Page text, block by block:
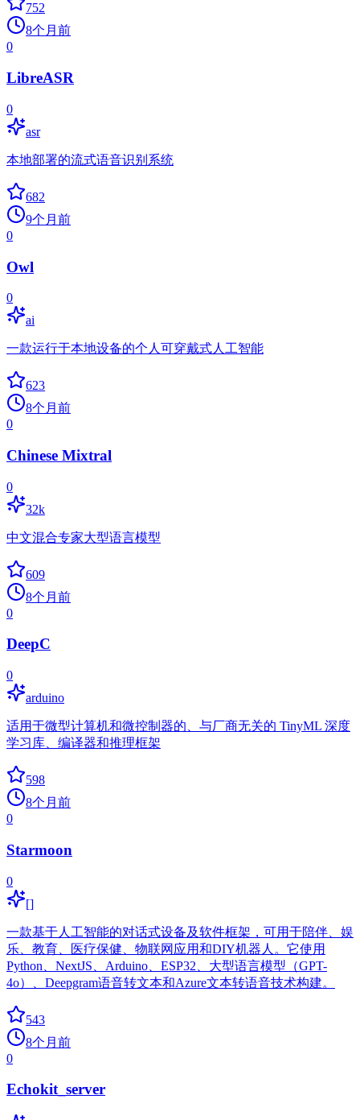
752
8个月前
0
LibreASR
0
asr
本地部署的流式语音识别系统
682
9个月前
0
Owl
0
ai
一款运行于本地设备的个人可穿戴式人工智能
623
8个月前
0
Chinese Mixtral
0
32k
中文混合专家大型语言模型
609
8个月前
0
DeepC
0
arduino
适用于微型计算机和微控制器的、与厂商无关的 TinyML 深度
学习库、编译器和推理框架
598
8个月前
0
Starmoon
0
[]
一款基于人工智能的对话式设备及软件框架，可用于陪伴、娱
乐、教育、医疗保健、物联网应用和DIY机器人。它使用
Python、NextJS、Arduino、ESP32、大型语言模型（GPT-
4o）、Deepgram语音转文本和Azure文本转语音技术构建。
543
8个月前
0
Echokit_server